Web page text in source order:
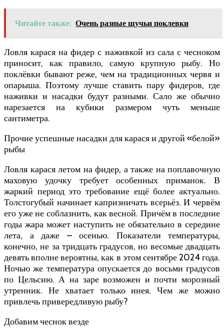
Читайте также: Очень разные щучьи поклевки
Ловля карася на фидер с наживкой из сала с чесноком
приносит, как правило, самую крупную рыбу. Но
поклёвки бывают реже, чем на традиционных червя и
опарыша. Поэтому лучше ставить пару фидеров, где
наживки и насадки будут разными. Сало же обычно
нарезается на кубики размером чуть меньше
сантиметра.
Прочие успешные насадки для карася и другой «белой»
рыбы
Ловля карася летом на фидер, а также на поплавочную
маховую удочку требует особенных приманок. В
жаркий период это требование ещё более актуально.
Толстогубый начинает капризничать всерьёз. И червём
его уже не соблазнить, как весной. Причём в последние
годы жара может наступить не обязательно в середине
лета, а даже – осенью. Показатели температуры,
конечно, не за тридцать градусов, но весомые двадцать
девять вполне вероятны, как в этом сентябре 2024 года.
Ночью же температура опускается до восьми градусов
по Цельсию. А на заре возможен и почти морозный
утренник. Не хватает только инея. Чем же можно
привлечь привередливую рыбу?
Добавим чеснок везде